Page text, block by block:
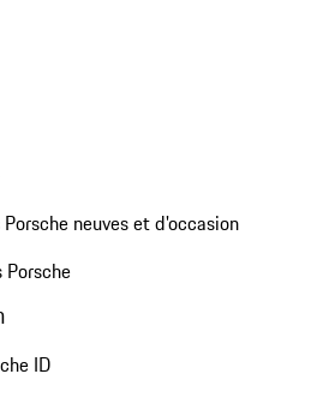
neuves et d'occasion
ID